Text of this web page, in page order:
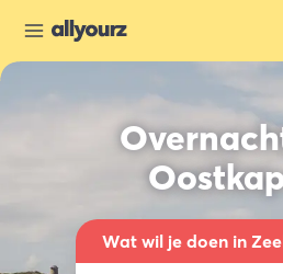
Wat wil je doen in